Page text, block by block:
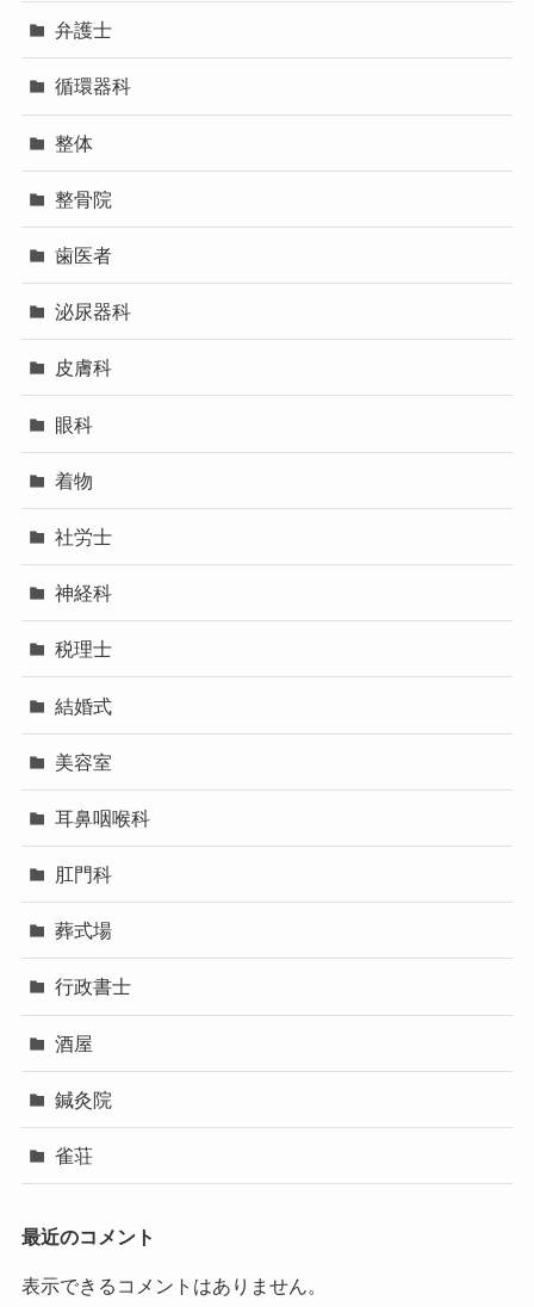
弁護士
循環器科
整体
整骨院
歯医者
泌尿器科
皮膚科
眼科
着物
社労士
神経科
税理士
結婚式
美容室
耳鼻咽喉科
肛門科
葬式場
行政書士
酒屋
鍼灸院
雀荘
最近のコメント
表示できるコメントはありません。